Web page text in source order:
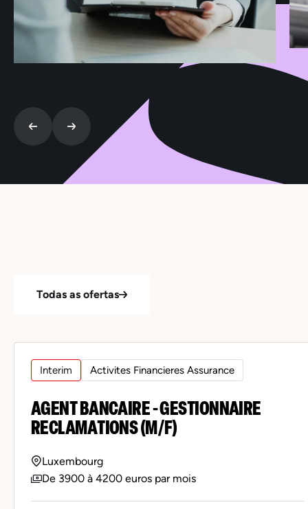
Todas as ofertas
Interim Activites Financieres Assurance
AGENT BANCAIRE - GESTIONNAIRE
RECLAMATIONS (M/F)
Luxembourg
De 3900 à 4200 euros par mois